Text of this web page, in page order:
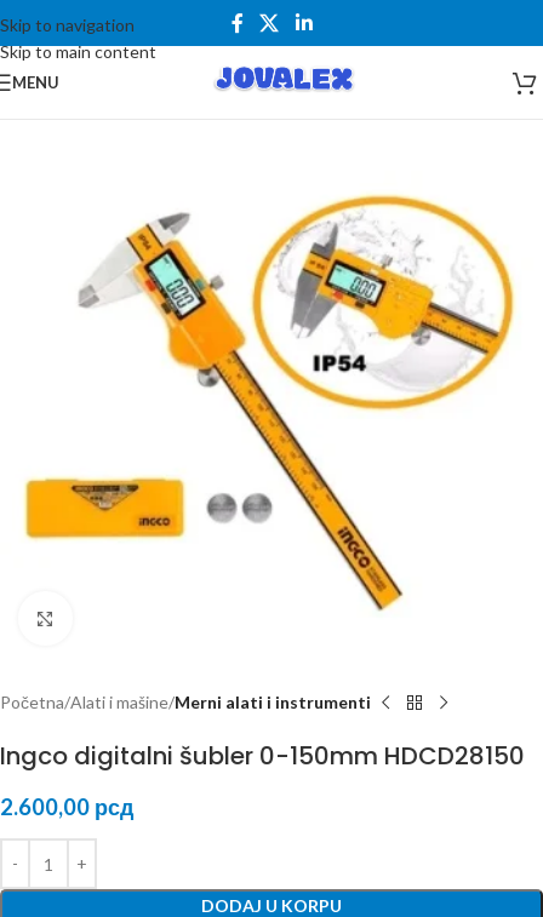
Skip to navigation
Skip to main content
MENU
Početna Alati i mašine Merni alati i instrumenti
Ingco digitalni šubler 0-150mm HDCD28150
2.600,00 рсд
DODAJ U KORPU